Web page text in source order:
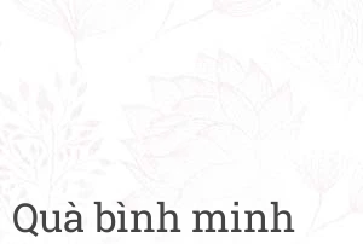
Quà bình minh